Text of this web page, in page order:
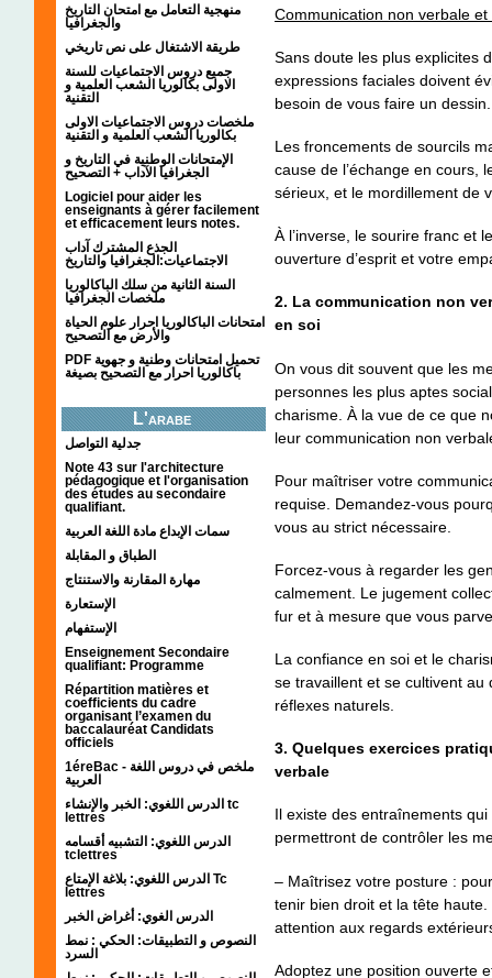
منهجية التعامل مع امتحان التاريخ
والجغرافيا
طريقة الاشتغال على نص تاريخي
جميع دروس الاجتماعيات للسنة
الاولى بكالوريا الشعب العلمية و
التقنية
ملخصات دروس الاجتماعيات الاولى
بكالوريا الشعب العلمية و التقنية
الإمتحانات الوطنية في التاريخ و
الجغرافيا الآداب + التصحيح
Logiciel pour aider les
enseignants à gérer facilement
et efficacement leurs notes.
الجذع المشترك آداب
الاجتماعيات:الجغرافيا والتاريخ
السنة الثانية من سلك الباكالوريا
ملخصات الجغرافيا
امتحانات الباكالوريا احرار علوم الحياة
والأرض مع التصحيح
PDF تحميل امتحانات وطنية و جهوية
باكالوريا احرار مع التصحيح بصيغة
L'arabe
جدلية التواصل
Note 43 sur l'architecture
pédagogique et l'organisation
des études au secondaire
qualifiant.
سمات الإبداع مادة اللغة العربية
الطباق و المقابلة
مهارة المقارنة والاستنتاج
الإستعارة
الإستفهام
Enseignement Secondaire
qualifiant: Programme
Répartition matières et
coefficients du cadre
organisant l’examen du
baccalauréat Candidats
officiels
1éreBac - ملخص في دروس اللغة
العربية
الدرس اللغوي: الخبر والإنشاء tc
lettres
الدرس اللغوي: التشبيه أقسامه
tclettres
الدرس اللغوي: بلاغة الإمتاع Tc
lettres
الدرس الغوي: أغراض الخبر
النصوص و التطبيقات: الحكي : نمط
السرد
Communication non verbale
Sans doute les plus explicites
expressions faciales doivent
besoin de vous faire un dessin.
Les froncements de sourcils
cause de l’échange en cours,
sérieux, et le mordillement de
À l’inverse, le sourire franc et
ouverture d’esprit et votre
2. La communication non
en soi
On vous dit souvent que les
personnes les plus aptes
charisme. À la vue de ce que
leur communication non
Pour maîtriser votre
requise. Demandez-vous
vous au strict nécessaire.
Forcez-vous à regarder les
calmement. Le jugement
fur et à mesure que vous
La confiance en soi et le
se travaillent et se cultivent
réflexes naturels.
3. Quelques exercices
verbale
Il existe des entraînements
permettront de contrôler les
– Maîtrisez votre posture :
tenir bien droit et la tête
attention aux regards
Adoptez une position ouverte